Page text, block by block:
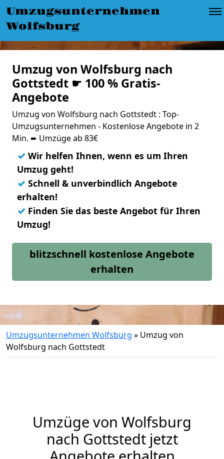
Umzugsunternehmen
Wolfsburg
Umzug von Wolfsburg nach
Gottstedt ☛ 100 % Gratis-
Angebote
Umzug von Wolfsburg nach Gottstedt : Top-
Umzugsunternehmen - Kostenlose Angebote in 2
Min. ➨ Umzüge ab 83€
✓ Wir helfen Ihnen, wenn es um Ihren
Umzug geht!
✓ Schnell & unverbindlich Angebote
erhalten!
✓ Finden Sie das beste Angebot für Ihren
Umzug!
blitzschnell kostenlose Angebote
erhalten
Umzugsunternehmen Wolfsburg » Umzug von
Wolfsburg nach Gottstedt
Umzüge von Wolfsburg
nach Gottstedt jetzt